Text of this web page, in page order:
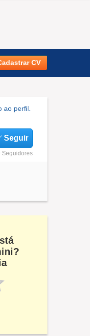
CV
ao perfil.
Seguir
Seguidores